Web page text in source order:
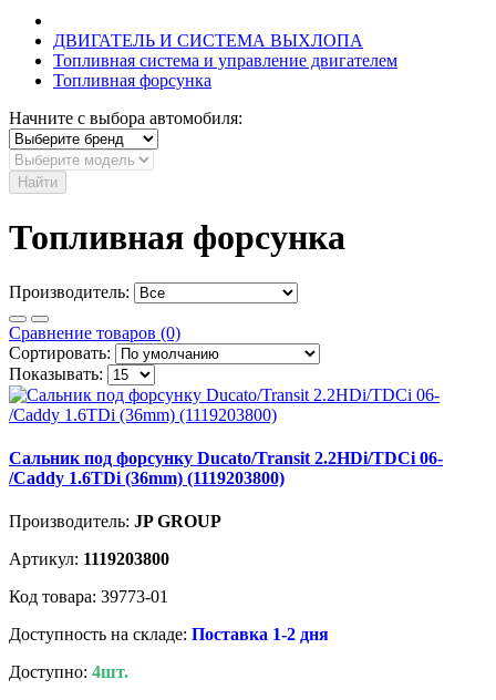
ДВИГАТЕЛЬ И СИСТЕМА ВЫХЛОПА
Топливная система и управление двигателем
Топливная форсунка
Начните с выбора автомобиля:
Найти
Топливная форсунка
Производитель:
Сравнение товаров (0)
Сортировать:
Показывать:
Cальник под форсунку Ducato/Transit 2.2HDi/TDCi 06-
/Caddy 1.6TDi (36mm) (1119203800)
Производитель: JP GROUP
Артикул: 1119203800
Код товара: 39773-01
Доступность на складе: Поставка 1-2 дня
Доступно: 4шт.